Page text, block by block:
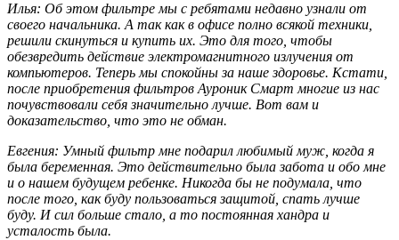
Илья: Об этом фильтре мы с ребятами недавно узнали от
своего начальника. А так как в офисе полно всякой техники,
решили скинуться и купить их. Это для того, чтобы
обезвредить действие электромагнитного излучения от
компьютеров. Теперь мы спокойны за наше здоровье. Кстати,
после приобретения фильтров Ауроник Смарт многие из нас
почувствовали себя значительно лучше. Вот вам и
доказательство, что это не обман.
Евгения: Умный фильтр мне подарил любимый муж, когда я
была беременная. Это действительно была забота и обо мне
и о нашем будущем ребенке. Никогда бы не подумала, что
после того, как буду пользоваться защитой, спать лучше
буду. И сил больше стало, а то постоянная хандра и
усталость была.